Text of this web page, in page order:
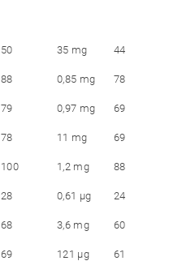
50 35 mg 44
88 0,85 mg 78
79 0,97 mg 69
78 11 mg 69
100 1,2 mg 88
28 0,61 μg 24
68 3,6 mg 60
69 121 μg 61